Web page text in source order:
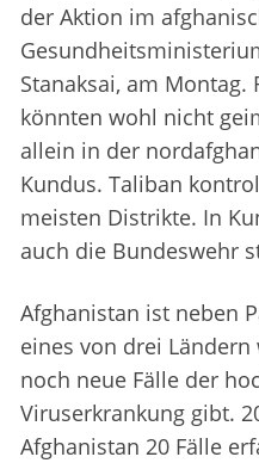
der Aktion im
Stanaksai, am Montag.
könnten wohl nicht
allein in der
Kundus. Taliban
meisten Distrikte. In
auch die Bundeswehr
Afghanistan ist neben
eines von drei
noch neue Fälle der
Viruserkrankung gibt.
Afghanistan 20 Fälle